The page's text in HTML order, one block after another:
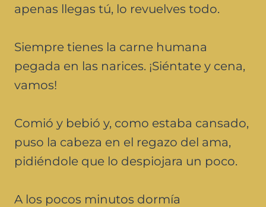
apenas llegas tú, lo revuelves todo.
Siempre tienes la carne humana
pegada en las narices. ¡Siéntate y cena,
vamos!
Comió y bebió y, como estaba cansado,
puso la cabeza en el regazo del ama,
pidiéndole que lo despiojara un poco.
A los pocos minutos dormía